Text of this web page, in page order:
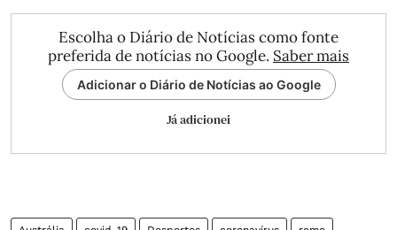
Escolha o Diário de Notícias como fonte
preferida de notícias no Google. Saber mais
Adicionar o Diário de Notícias ao Google
Já adicionei